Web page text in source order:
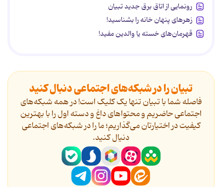
رونمایی از اتاق برق جدید تبیان
زهرهای پنهان خانه را بشناسید!
قهرمان‌های خسته یا والدین مفید!
تبیان را در شبکه‌های اجتماعی دنبال کنید
فاصله شما با تبیان تنها یک کلیک است! در همه شبکه‌های
اجتماعی حاضریم و محتواهای داغ و دسته اول را با بهترین
کیفیت در اختیارتان می‌گذاریم؛ ما را در شبکه‌های اجتماعی
دنیال کنید.